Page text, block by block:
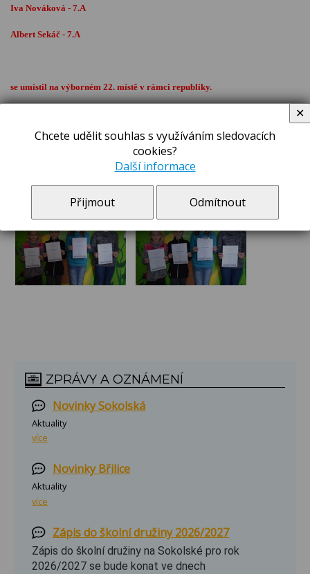
Iva Nováková - 7.A
Albert Sekáč - 7.A
se umístil na výborném 22. místě v rámci republiky.
ZPRÁVY A OZNÁMENÍ
Novinky Sokolská
Aktuality
více
Novinky Břilice
Aktuality
více
Zápis do školní družiny 2026/2027
Zápis do školní družiny na Sokolské pro rok
2026/2027 se bude konat ve dnech
Chcete udělit souhlas s využíváním sledovacích
cookies?
Další informace
Přijmout Odmítnout
✕